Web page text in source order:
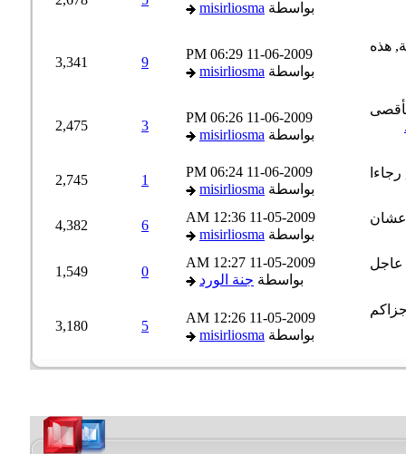
بواسطةmisirliosma
11-06-2009
06:29 PM
بواسطةmisirliosma
3,341
11-06-2009
06:26 PM
بواسطةmisirliosma
2,475
11-06-2009
06:24 PM
بواسطةmisirliosma
2,745
11-05-2009
12:36 AM
بواسطةmisirliosma
4,382
11-05-2009
12:27 AM
بواسطةجنة الورد
1,549
11-05-2009
12:26 AM
بواسطةmisirliosma
3,180